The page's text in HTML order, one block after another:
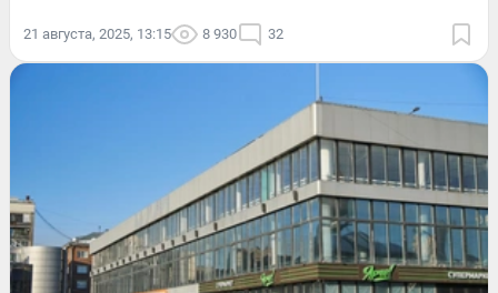
21 августа, 2025, 13:15 8 930 32